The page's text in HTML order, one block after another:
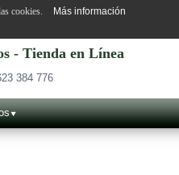
- Tienda en Línea
384 776
cookies. Más información